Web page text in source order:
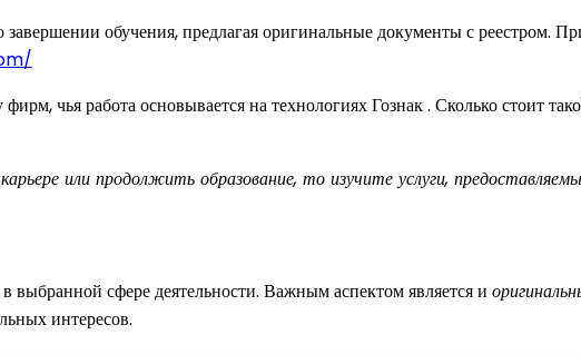
обучения, предлагая оригинальные документы с реестром.
чья работа основывается на технологиях Гознак . Сколько стоит
или продолжить образование, то изучите услуги,
сфере деятельности. Важным аспектом является и
интересов.